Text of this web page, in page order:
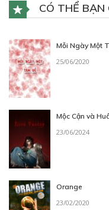
CÓ THỂ BẠN
Mỗi Ngày Một
25/06/2020
Mộc Cận và
23/06/2024
Orange
23/02/2020